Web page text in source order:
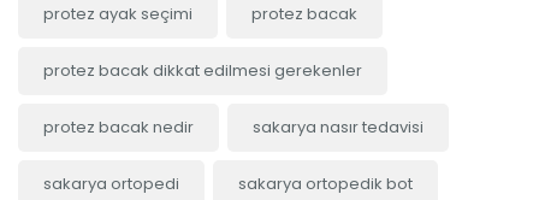
protez ayak seçimi protez bacak
protez bacak dikkat edilmesi gerekenler
protez bacak nedir sakarya nasır tedavisi
sakarya ortopedi sakarya ortopedik bot